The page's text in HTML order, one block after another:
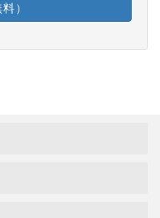
）